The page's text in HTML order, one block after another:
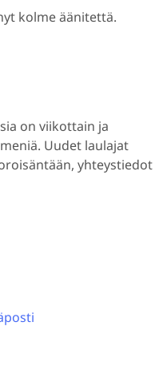
kolme äänitettä.
on viikottain ja
Uudet laulajat
yhteystiedot